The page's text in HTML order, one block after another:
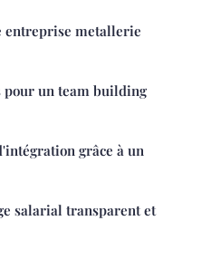
entreprise metallerie
pour un team building
grâce à un
salarial transparent et